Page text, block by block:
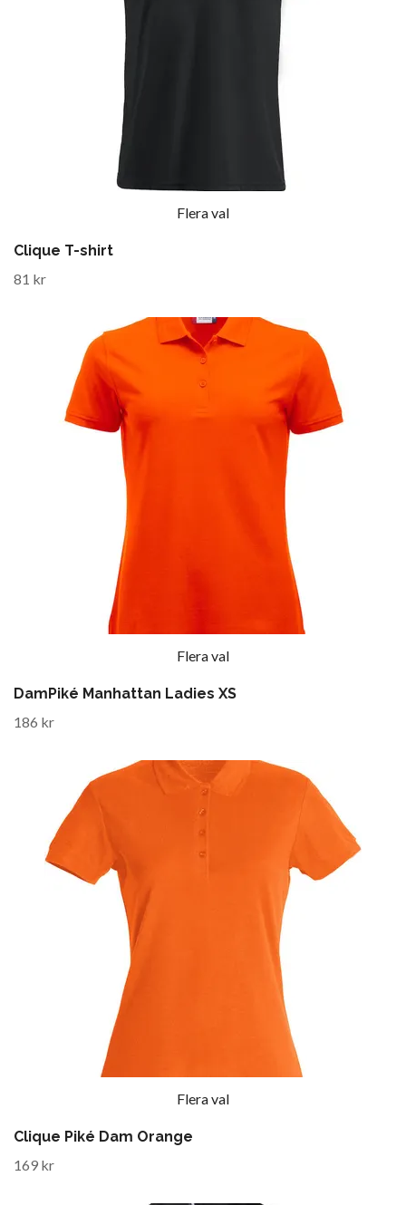
Flera val
Clique T-shirt
81 kr
Flera val
DamPiké Manhattan Ladies XS
186 kr
Flera val
Clique Piké Dam Orange
169 kr